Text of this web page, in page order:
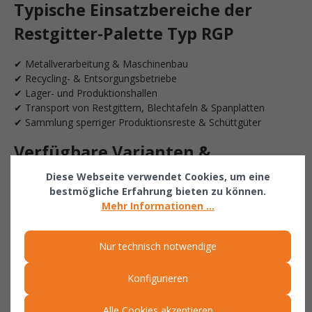
Typische Einsatzbereiche der
Restgitter-Palette Typ RGP
✔ Metallverarbeitung & Maschinenbau
✔ Recycling- & Entsorgungsbetriebe
✔ Lager- und Produktionshallen
✔ Transport von Restgittern, Blechtafeln & Spanplatten
✔ Sammlung sperriger Produktionsreste & Schüttgüter
Verfügbare Varianten &
Ausführungen
Die Serie RGP ist in drei unterschiedlichen Breiten erhältlich
✔ RGP-1 – 2500 mm Breite
✔ RGP-2 – 3000 mm Breite
✔ RGP-3 – 4000 mm Breite
Zusätzlich stehen mehrere Lackierungen (RAL 2000, RAL 3000,
Diese Webseite verwendet Cookies, um eine
bestmögliche Erfahrung bieten zu können.
Mehr Informationen ...
Nur technisch notwendige
Konfigurieren